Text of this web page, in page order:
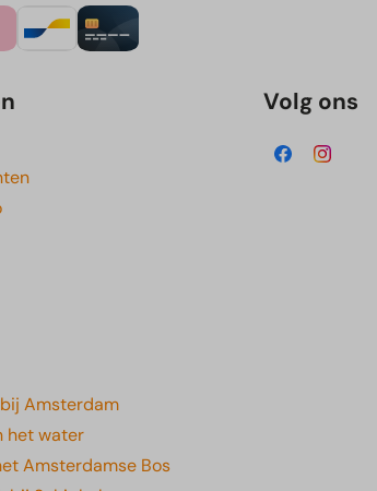
Amsterdam
het water
Amsterdamse Bos
Volg ons